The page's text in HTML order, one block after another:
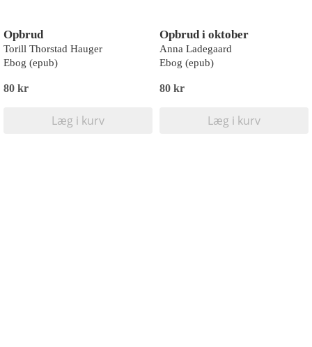
Opbrud
Torill Thorstad Hauger
Ebog (epub)
80 kr
Læg i kurv
Opbrud i oktober
Anna Ladegaard
Ebog (epub)
80 kr
Læg i kurv